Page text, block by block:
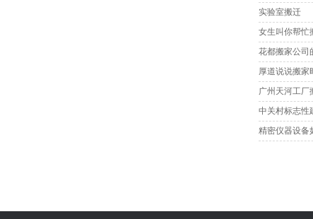
实验室搬迁
女生叫你帮忙
花都搬家公司
厚道说说搬家
广州天河工厂
中关村标志性
精密仪器设备